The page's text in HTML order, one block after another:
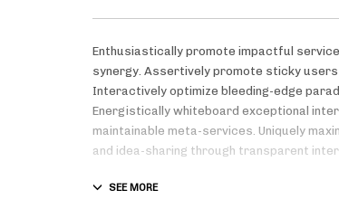
Enthusiastically promote impactful
synergy. Assertively promote sticky
Interactively optimize bleeding-edge
Energistically whiteboard exceptional
maintainable meta-services. Uniquely
and idea-sharing through transparent
Conveniently optimize impactful web